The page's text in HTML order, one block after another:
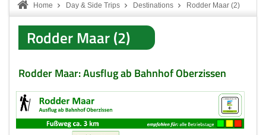
Home Day & Side Trips Destinations Rodder Maar (2)
Rodder Maar (2)
Rodder Maar: Ausflug ab Bahnhof Oberzissen